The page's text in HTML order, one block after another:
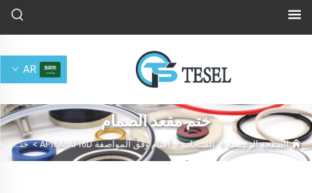
AR
ختم مقعد الصمام
الصفحة الرئيسية >المنتجات>أختام وفق المواصفة API6D‏/API6A >ختم مقعد الصمام